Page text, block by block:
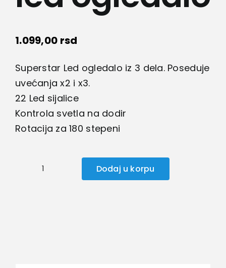
Kamere
Medicinska oprema
Sport i razonoda
Svi proizvodi
1.099,00 rsd
Superstar Led ogledalo iz 3 dela. Poseduje
uvećanja x2 i x3.
22 Led sijalice
Kontrola svetla na dodir
Rotacija za 180 stepeni
Trodelno
Dodaj u korpu